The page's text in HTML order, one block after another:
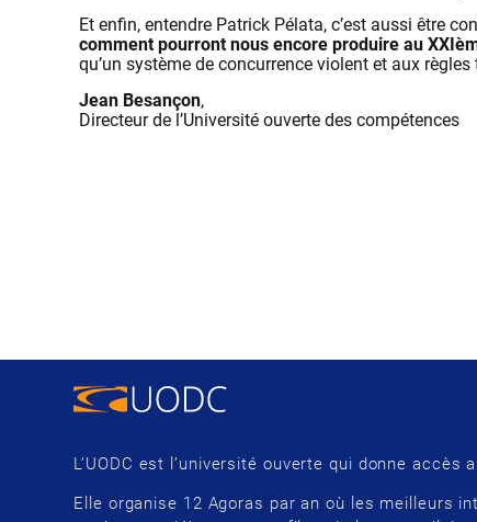
Et enfin, entendre Patrick Pélata, c’est aussi être
comment pourront nous encore produire au
qu’un système de concurrence violent et aux
Jean Besançon,
Directeur de l’Université ouverte des compétences
L’UODC est l’université ouverte qui donne
Elle organise 12 Agoras par an où les meilleurs